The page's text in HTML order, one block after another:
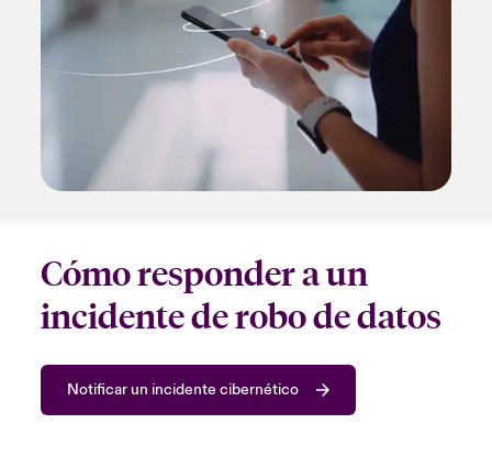
Cómo responder a un
incidente de robo de datos
Notificar un incidente cibernético